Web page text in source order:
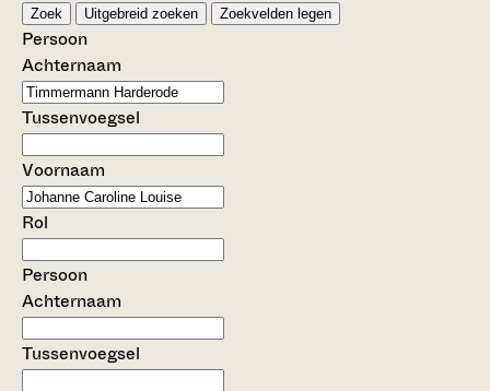
Zoek Uitgebreid zoeken Zoekvelden legen
Persoon
Achternaam
Tussenvoegsel
Voornaam
Rol
Persoon
Achternaam
Tussenvoegsel